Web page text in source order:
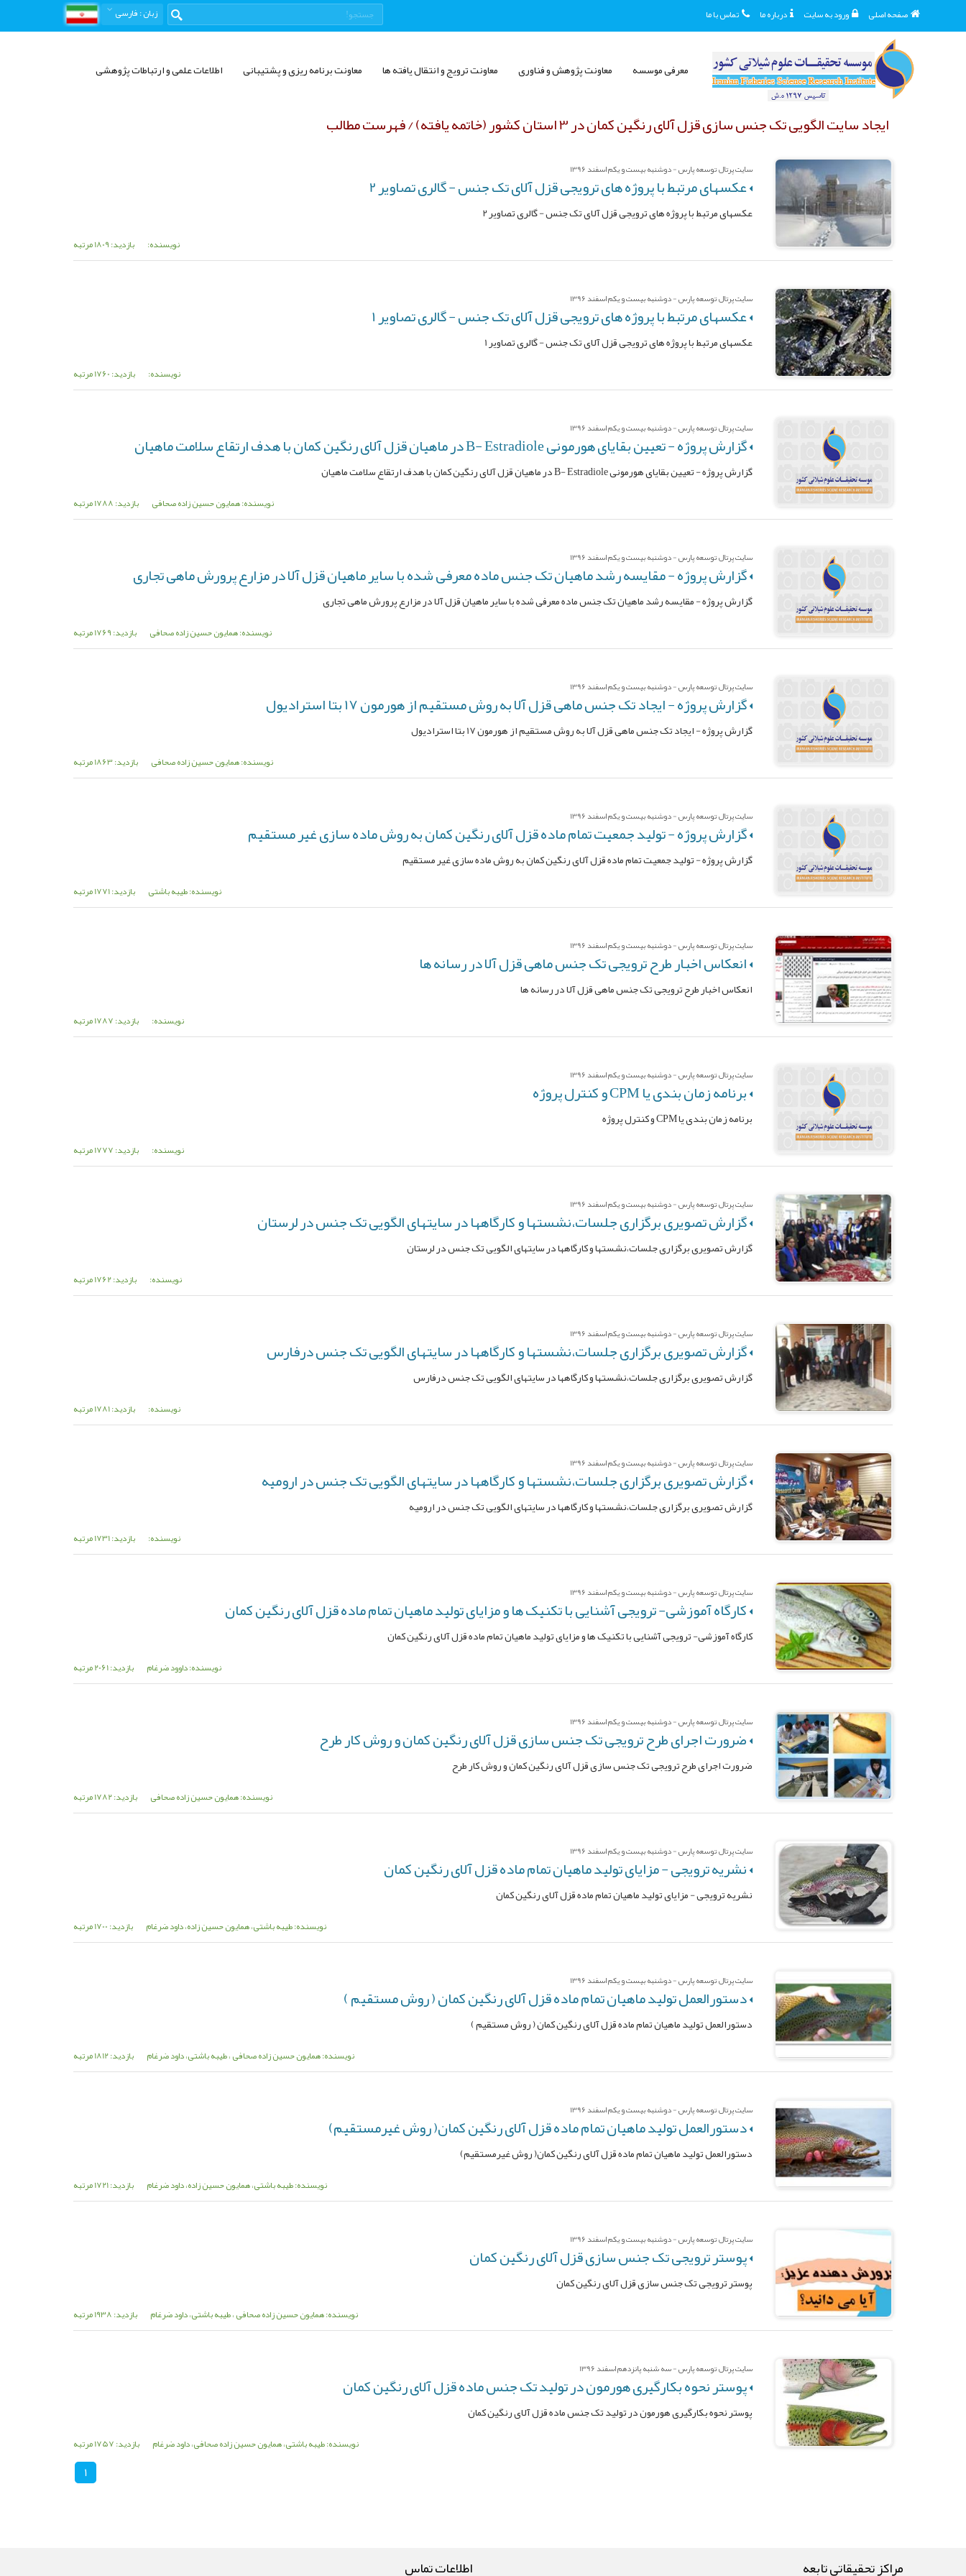
صفحه اصلی ورود به سایت درباره ما تماس با ما زبان: فارسی
معرفی موسسه معاونت پژوهش و فناوری معاونت ترویج و انتقال یافته ها معاونت برنامه ریزی و پشتیبانی اطلاعات علمی و ارتباطات پژوهشی
ایجاد سایت الگویی تک جنس سازی قزل آلای رنگین کمان در 3 استان کشور (خاتمه یافته) / فهرست مطالب
سایت پرتال توسعه پارس - دوشنبه بیست و یکم اسفند 1396
عکسهای مرتبط با پروژه های ترویجی قزل آلای تک جنس - گالری تصاویر 2
عکسهای مرتبط با پروژه های ترویجی قزل آلای تک جنس - گالری تصاویر 2
نویسنده: بازدید: 1809 مرتبه
سایت پرتال توسعه پارس - دوشنبه بیست و یکم اسفند 1396
عکسهای مرتبط با پروژه های ترویجی قزل آلای تک جنس - گالری تصاویر 1
عکسهای مرتبط با پروژه های ترویجی قزل آلای تک جنس - گالری تصاویر 1
نویسنده: بازدید: 1760 مرتبه
سایت پرتال توسعه پارس - دوشنبه بیست و یکم اسفند 1396
گزارش پروژه - تعیین بقایای هورمونی B- Estradiole در ماهیان قزل آلای رنگین کمان با هدف ارتقاع سلامت ماهیان
گزارش پروژه - تعیین بقایای هورمونی B- Estradiole در ماهیان قزل آلای رنگین کمان با هدف ارتقاع سلامت ماهیان
نویسنده: همایون حسین زاده صحافی بازدید: 1788 مرتبه
سایت پرتال توسعه پارس - دوشنبه بیست و یکم اسفند 1396
گزارش پروژه - مقایسه رشد ماهیان تک جنس ماده معرفی شده با سایر ماهیان قزل آلا در مزارع پرورش ماهی تجاری
گزارش پروژه - مقایسه رشد ماهیان تک جنس ماده معرفی شده با سایر ماهیان قزل آلا در مزارع پرورش ماهی تجاری
نویسنده: همایون حسین زاده صحافی بازدید: 1769 مرتبه
سایت پرتال توسعه پارس - دوشنبه بیست و یکم اسفند 1396
گزارش پروژه - ایجاد تک جنس ماهی قزل آلا به روش مستقیم از هورمون 17 بتا استرادیول
گزارش پروژه - ایجاد تک جنس ماهی قزل آلا به روش مستقیم از هورمون 17 بتا استرادیول
نویسنده: همایون حسین زاده صحافی بازدید: 1863 مرتبه
سایت پرتال توسعه پارس - دوشنبه بیست و یکم اسفند 1396
گزارش پروژه - تولید جمعیت تمام ماده قزل آلای رنگین کمان به روش ماده سازی غیر مستقیم
گزارش پروژه - تولید جمعیت تمام ماده قزل آلای رنگین کمان به روش ماده سازی غیر مستقیم
نویسنده: طیبه باشتی بازدید: 1771 مرتبه
سایت پرتال توسعه پارس - دوشنبه بیست و یکم اسفند 1396
انعکاس اخبار طرح ترویجی تک جنس ماهی قزل آلا در رسانه ها
انعکاس اخبار طرح ترویجی تک جنس ماهی قزل آلا در رسانه ها
نویسنده: بازدید: 1787 مرتبه
سایت پرتال توسعه پارس - دوشنبه بیست و یکم اسفند 1396
برنامه زمان بندی یا CPM و کنترل پروژه
برنامه زمان بندی یا CPM و کنترل پروژه
نویسنده: بازدید: 1777 مرتبه
سایت پرتال توسعه پارس - دوشنبه بیست و یکم اسفند 1396
گزارش تصویری برگزاری جلسات،نشستها و کارگاهها در سایتهای الگویی تک جنس در لرستان
گزارش تصویری برگزاری جلسات،نشستها و کارگاهها در سایتهای الگویی تک جنس در لرستان
نویسنده: بازدید: 1762 مرتبه
سایت پرتال توسعه پارس - دوشنبه بیست و یکم اسفند 1396
گزارش تصویری برگزاری جلسات،نشستها و کارگاهها در سایتهای الگویی تک جنس درفارس
گزارش تصویری برگزاری جلسات،نشستها و کارگاهها در سایتهای الگویی تک جنس درفارس
نویسنده: بازدید: 1781 مرتبه
سایت پرتال توسعه پارس - دوشنبه بیست و یکم اسفند 1396
گزارش تصویری برگزاری جلسات،نشستها و کارگاهها در سایتهای الگویی تک جنس در ارومیه
گزارش تصویری برگزاری جلسات،نشستها و کارگاهها در سایتهای الگویی تک جنس در ارومیه
نویسنده: بازدید: 1731 مرتبه
سایت پرتال توسعه پارس - دوشنبه بیست و یکم اسفند 1396
کارگاه آموزشی- ترویجی آشنایی با تکنیک ها و مزایای تولید ماهیان تمام ماده قزل آلای رنگین کمان
کارگاه آموزشی- ترویجی آشنایی با تکنیک ها و مزایای تولید ماهیان تمام ماده قزل آلای رنگین کمان
نویسنده: داوود ضرغام بازدید: 2061 مرتبه
سایت پرتال توسعه پارس - دوشنبه بیست و یکم اسفند 1396
ضرورت اجرای طرح ترویجی تک جنس سازی قزل آلای رنگین کمان و روش کار طرح
ضرورت اجرای طرح ترویجی تک جنس سازی قزل آلای رنگین کمان و روش کار طرح
نویسنده: همایون حسین زاده صحافی بازدید: 1782 مرتبه
سایت پرتال توسعه پارس - دوشنبه بیست و یکم اسفند 1396
نشریه ترویجی - مزایای تولید ماهیان تمام ماده قزل آلای رنگین کمان
نشریه ترویجی - مزایای تولید ماهیان تمام ماده قزل آلای رنگین کمان
نویسنده: طیبه باشتی، همایون حسین زاده، داود ضرغام بازدید: 1700 مرتبه
سایت پرتال توسعه پارس - دوشنبه بیست و یکم اسفند 1396
دستورالعمل تولید ماهیان تمام ماده قزل آلای رنگین کمان ( روش مستقیم )
دستورالعمل تولید ماهیان تمام ماده قزل آلای رنگین کمان ( روش مستقیم )
نویسنده: همایون حسین زاده صحافی ، طیبه باشتی، داود ضرغام بازدید: 1812 مرتبه
سایت پرتال توسعه پارس - دوشنبه بیست و یکم اسفند 1396
دستورالعمل تولید ماهیان تمام ماده قزل آلای رنگین کمان( روش غیرمستقیم)
دستورالعمل تولید ماهیان تمام ماده قزل آلای رنگین کمان( روش غیرمستقیم)
نویسنده: طیبه باشتی، همایون حسین زاده، داود ضرغام بازدید: 1721 مرتبه
سایت پرتال توسعه پارس - دوشنبه بیست و یکم اسفند 1396
پوستر ترویجی تک جنس سازی قزل آلای رنگین کمان
پوستر ترویجی تک جنس سازی قزل آلای رنگین کمان
نویسنده: همایون حسین زاده صحافی ، طیبه باشتی، داود ضرغام بازدید: 1938 مرتبه
سایت پرتال توسعه پارس - سه شنبه پانزدهم اسفند 1396
پوستر نحوه بکارگیری هورمون در تولید تک جنس ماده قزل آلای رنگین کمان
پوستر نحوه بکارگیری هورمون در تولید تک جنس ماده قزل آلای رنگین کمان
نویسنده: طیبه باشتی، همایون حسین زاده صحافی، داود ضرغام بازدید: 1757 مرتبه
1
مراکز تحقیقاتی تابعه اطلاعات تماس